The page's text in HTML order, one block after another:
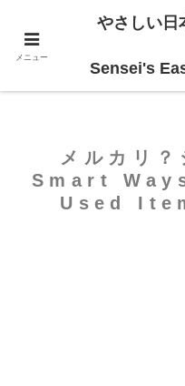
For
メルカリ
Smart
Used
メニュー
やさしい日
Sensei's